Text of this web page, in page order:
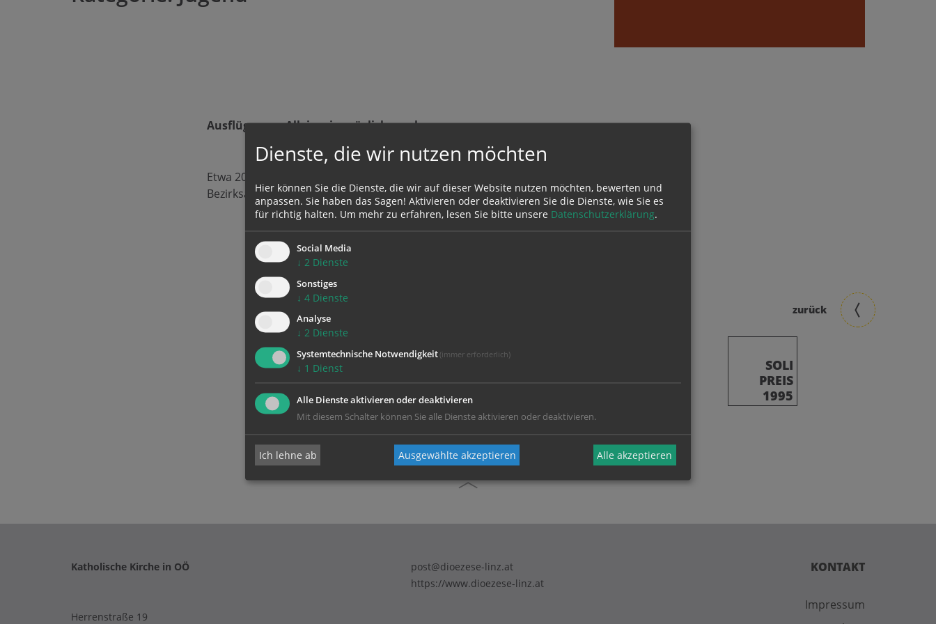
Ausflüge vom Alleinsein möglich machen ...
Etwa 20 Schülerinnen der HLW Perg besuchten wöchentlich BewohnerInnen des nahen
Bezirksaltenheimes.
zurück
SOLI
PREIS
1995
KONTAKT
Impressum
Katholische Kirche in OÖ
Herrenstraße 19
post@dioezese-linz.at
https://www.dioezese-linz.at
Dienste, die wir nutzen möchten
Hier können Sie die Dienste, die wir auf dieser Website nutzen möchten, bewerten und
anpassen. Sie haben das Sagen! Aktivieren oder deaktivieren Sie die Dienste, wie Sie es
für richtig halten. Um mehr zu erfahren, lesen Sie bitte unsere Datenschutzerklärung.
Social Media
↓ 2 Dienste
Sonstiges
↓ 4 Dienste
Analyse
↓ 2 Dienste
Systemtechnische Notwendigkeit (immer erforderlich)
↓ 1 Dienst
Alle Dienste aktivieren oder deaktivieren
Mit diesem Schalter können Sie alle Dienste aktivieren oder deaktivieren.
Ich lehne ab Ausgewählte akzeptieren Alle akzeptieren